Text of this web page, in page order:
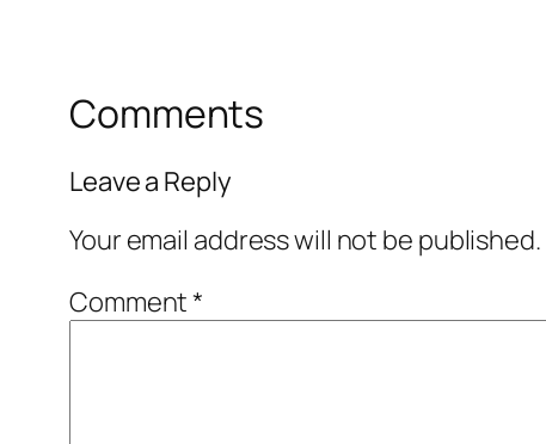
Comments
Leave a Reply
Your email address will not be published.
Comment*